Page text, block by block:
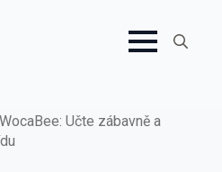
Učte zábavně a